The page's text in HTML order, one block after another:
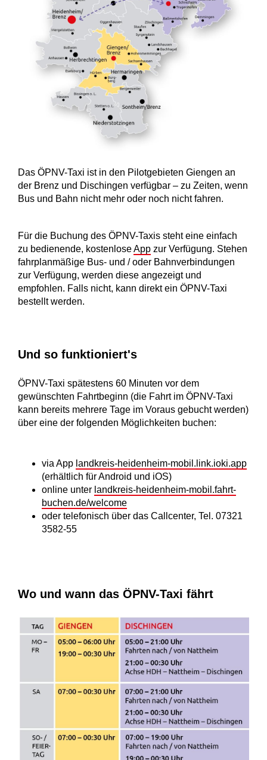
Das ÖPNV-Taxi ist in den Pilotgebieten Giengen an
der Brenz und Dischingen verfügbar – zu Zeiten, wenn
Bus und Bahn nicht mehr oder noch nicht fahren.
Für die Buchung des ÖPNV-Taxis steht eine einfach
zu bedienende, kostenloseApp zur Verfügung. Stehen
fahrplanmäßige Bus- und / oder Bahnverbindungen
zur Verfügung, werden diese angezeigt und
empfohlen. Falls nicht, kann direkt ein ÖPNV-Taxi
bestellt werden.
Und so funktioniert's
ÖPNV-Taxi spätestens 60 Minuten vor dem
gewünschten Fahrtbeginn (die Fahrt im ÖPNV-Taxi
kann bereits mehrere Tage im Voraus gebucht werden)
über eine der folgenden Möglichkeiten buchen:
via App landkreis-heidenheim-mobil.link.ioki.app
(erhältlich für Android und iOS)
online unter landkreis-heidenheim-mobil.fahrt-
buchen.de/welcome
oder telefonisch über das Callcenter, Tel. 07321
3582-55
Wo und wann das ÖPNV-Taxi fährt